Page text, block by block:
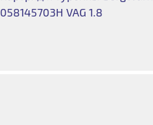
058145703H VAG 1.8